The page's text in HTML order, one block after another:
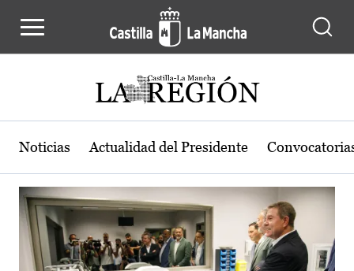
Actualidad de la región de Castilla-
Noticias Actualidad del Presidente